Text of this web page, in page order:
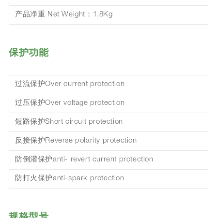
产品净重 Net Weight：1.8Kg
保护功能
过流保护Over current protection
过压保护Over voltage protection
短路保护Short circuit protection
反接保护Reverse polarity protection
防倒灌保护anti- revert current protection
防打火保护anti-spark protection